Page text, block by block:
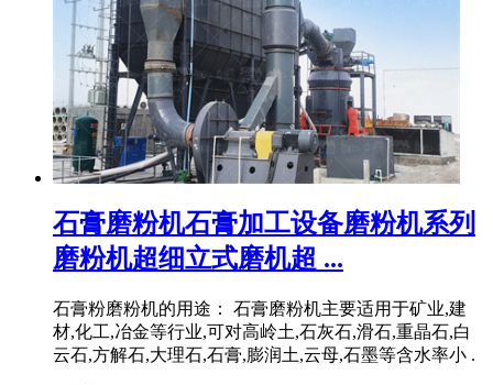
石膏磨粉机石膏加工设备磨粉机系列
磨粉机超细立式磨机超 ...
石膏粉磨粉机的用途： 石膏磨粉机主要适用于矿业,建
材,化工,冶金等行业,可对高岭土,石灰石,滑石,重晶石,白
云石,方解石,大理石,石膏,膨润土,云母,石墨等含水率小 .